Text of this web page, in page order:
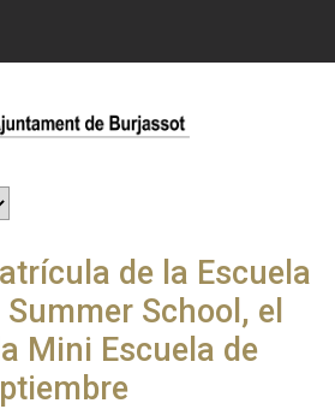
de la Escuela
School, el
Mini Escuela de